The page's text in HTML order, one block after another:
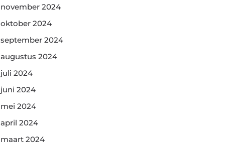
november 2024
oktober 2024
september 2024
augustus 2024
juli 2024
juni 2024
mei 2024
april 2024
maart 2024